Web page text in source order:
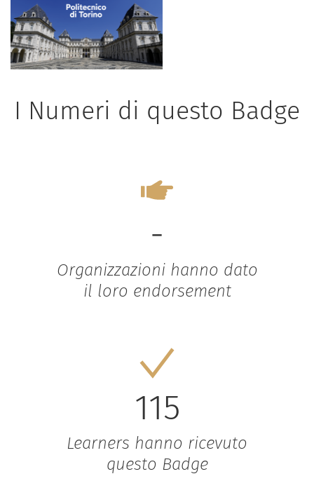
I Numeri di questo Badge
-
Organizzazioni hanno dato
il loro endorsement
115
Learners hanno ricevuto
questo Badge